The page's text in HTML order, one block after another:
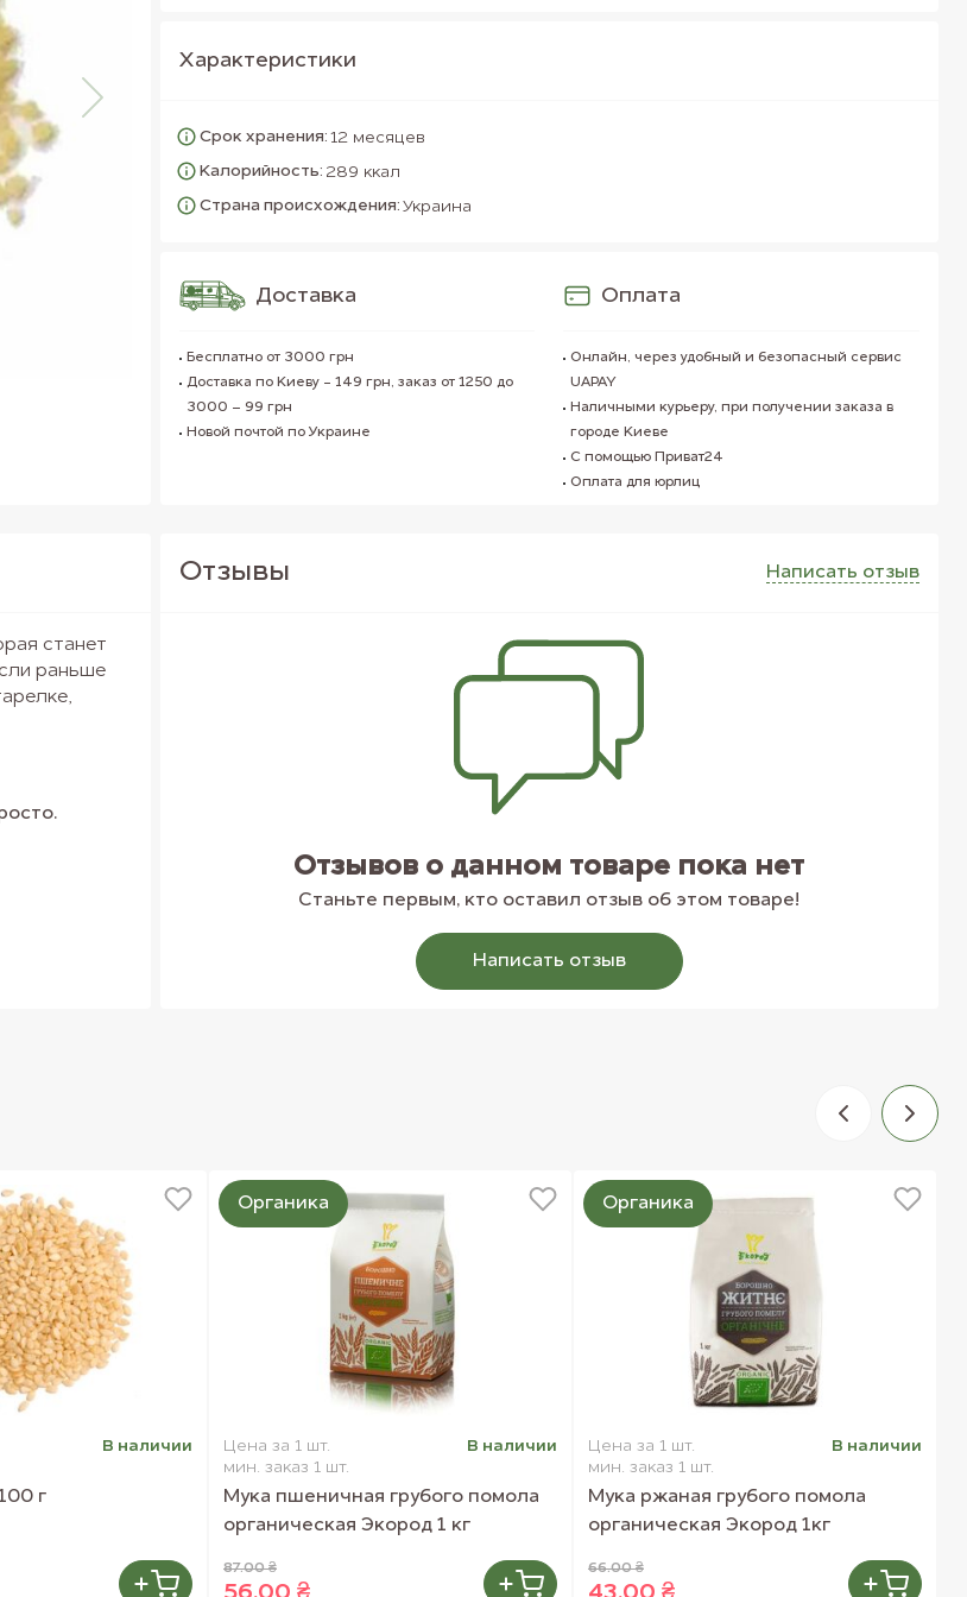
Характеристики
Срок хранения: 12 месяцев
Калорийность: 289 ккал
Страна происхождения: Украина
Доставка
Бесплатно от 3000 грн
Доставка по Киеву - 149 грн, заказ от 1250 до
3000 – 99 грн
Новой почтой по Украине
Оплата
Онлайн, через удобный и безопасный сервис
UAPAY
Наличными курьеру, при получении заказа в
городе Киеве
С помощью Приват24
Оплата для юрлиц
станет
раньше
Отзывы Написать отзыв
Отзывов о данном товаре пока нет
Станьте первым, кто оставил отзыв об этом товаре!
Написать отзыв
В наличии
г
Цена за 1 шт.
мин. заказ 1 шт.
В наличии
Мука пшеничная грубого помола
органическая Экород 1 кг
87.00 ₴
Органика
Цена за 1 шт.
мин. заказ 1 шт.
В наличии
Мука ржаная грубого помола
органическая Экород 1кг
66.00 ₴
Органика